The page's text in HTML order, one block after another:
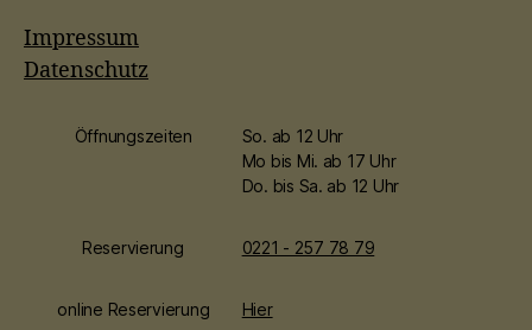
Impressum
Datenschutz
Öffnungszeiten
So. ab 12 Uhr
Mo bis Mi. ab 17 Uhr
Do. bis Sa. ab 12 Uhr
Reservierung 0221 - 257 78 79
online Reservierung Hier